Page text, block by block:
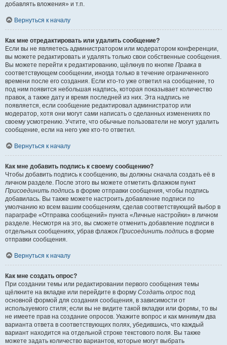
добавлять вложения» и т.п.
Вернуться к началу
Как мне отредактировать или удалить сообщение?
Если вы не являетесь администратором или модератором конференции,
вы можете редактировать и удалять только свои собственные сообщения.
Вы можете перейти к редактированию, щёлкнув по кнопке Правка в
соответствующем сообщении, иногда только в течение ограниченного
времени после его создания. Если кто-то уже ответил на сообщение, то
под ним появится небольшая надпись, которая показывает количество
правок, а также дату и время последней из них. Эта надпись не
появляется, если сообщение редактировал администратор или
модератор, хотя они могут сами написать о сделанных изменениях по
своему усмотрению. Учтите, что обычные пользователи не могут удалить
сообщение, если на него уже кто-то ответил.
Вернуться к началу
Как мне добавить подпись к своему сообщению?
Чтобы добавить подпись к сообщению, вы должны сначала создать её в
личном разделе. После этого вы можете отметить флажком пункт
Присоединить подпись в форме отправки сообщения, чтобы подпись
добавилась. Вы также можете настроить добавление подписи по
умолчанию ко всем вашим сообщениям, сделав соответствующий выбор в
параграфе «Отправка сообщений» пункта «Личные настройки» в личном
разделе. Несмотря на это, вы сможете отменить добавление подписи в
отдельных сообщениях, убрав флажок Присоединить подпись в форме
отправки сообщения.
Вернуться к началу
Как мне создать опрос?
При создании темы или редактировании первого сообщения темы
щёлкните на вкладке или перейдите в форму Создать опрос под
основной формой для создания сообщения, в зависимости от
используемого стиля; если вы не видите такой вкладки или формы, то вы
не имеете прав на создание опросов. Укажите вопрос и как минимум два
варианта ответа в соответствующих полях, убедившись, что каждый
вариант находится на отдельной строке текстового поля. Вы также
можете задать количество вариантов, которые могут выбрать